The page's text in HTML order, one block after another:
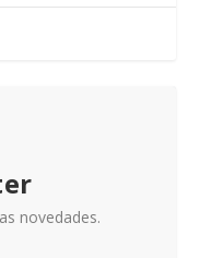
novedades.